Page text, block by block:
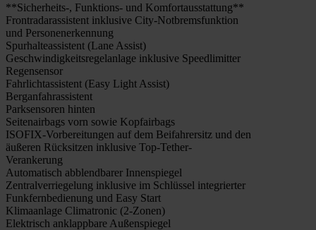
**Sicherheits‑, Fun­k­­ti­ons- und Kom­fort­aus­stat­tung**
Front­ra­dar­as­sis­tent inklu­si­ve City-Not­­brem­s­­fun­k­­ti­on
und Per­so­nener­ken­nung
Spur­hal­te­as­sis­tent (Lane Assist)
Geschwin­dig­keits­re­gel­an­la­ge inklu­si­ve Speed­li­mit­ter
Regen­sen­sor
Fahr­licht­as­sis­tent (Easy Light Assist)
Berg­an­fahr­as­sis­tent
Park­sen­so­ren hin­ten
Sei­ten­air­bags vorn sowie Kopf­air­bags
ISO­­FIX-Vor­­­be­­rei­­tun­­gen auf dem Bei­fah­rer­sitz und den
äuße­ren Rück­sit­zen inklu­si­ve Top-Tether-
Ver­an­ke­rung
Auto­ma­tisch abblend­ba­rer Innen­spie­gel
Zen­tral­ver­rie­ge­lung inklu­si­ve im Schlüs­sel inte­grier­ter
Funk­fern­be­die­nung und Easy Start
Kli­ma­an­la­ge Cli­ma­tro­nic (2‑Zonen)
Elek­trisch anklapp­ba­re Außen­spie­gel